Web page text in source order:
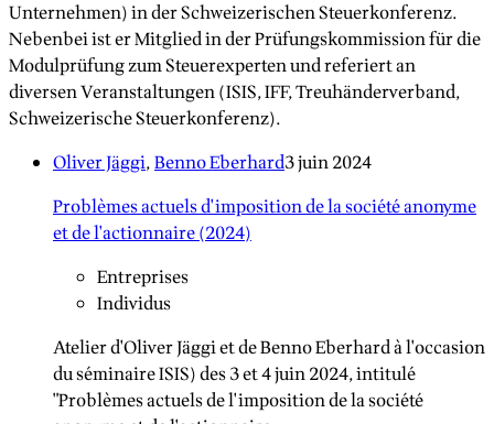
Unternehmen) in der Schweizerischen Steuerkonferenz.
Nebenbei ist er Mitglied in der Prüfungskommission für die
Modulprüfung zum Steuerexperten und referiert an
diversen Veranstaltungen (ISIS, IFF, Treuhänderverband,
Schweizerische Steuerkonferenz).
Oliver Jäggi,Benno Eberhard3 juin 2024
Problèmes actuels d'imposition de la société anonyme
et de l'actionnaire (2024)
Entreprises
Individus
Atelier d'Oliver Jäggi et de Benno Eberhard à l'occasion
du séminaire ISIS) des 3 et 4 juin 2024, intitulé
"Problèmes actuels de l'imposition de la société